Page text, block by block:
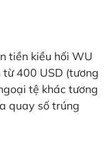
tiền kiều hối WU
400 USD (tương
tệ khác tương
quay số trúng